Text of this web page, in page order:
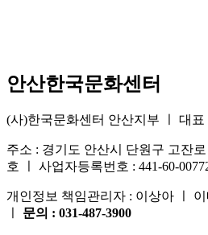
안산한국문화센터
(사)한국문화센터 안산지부 ㅣ 대표
주소 : 경기도 안산시 단원구 고잔
호 ㅣ 사업자등록번호 : 441-60-
개인정보 책임관리자 : 이상아 ㅣ 이
문의 : 031-487-3900